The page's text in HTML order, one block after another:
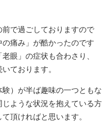
で過ごしておりますので
の痛み」が酷かったのです
眼」の症状も合わさり、
ております。
）が半ば趣味の一つともな
ような状況を抱えている方
頂ければと思います。